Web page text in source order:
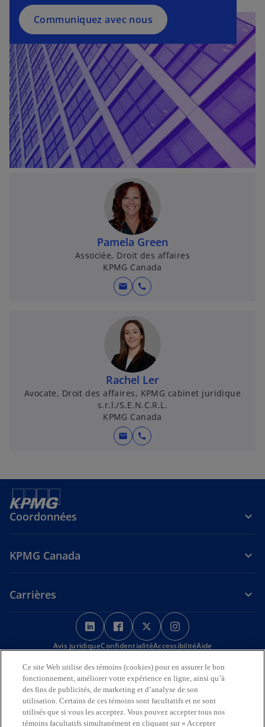
Communiquez avec nous
n
u
v
e
l
o
n
g
l
e
Pamela Green
Associée, Droit des affaires
KPMG Canada
mail call
Rachel Ler
Avocate, Droit des affaires, KPMG cabinet juridique
s.r.l./S.E.N.C.R.L.
KPMG Canada
mail call
Coordonnées
KPMG Canada
Carrières
s
’
o
v
r
e
d
s
’
o
u
v
r
e
d
s
’
o
v
r
e
d
’
o
v
r
e
d
Avis juridiqueConfidentialitéAccessibilitéAide
Nous reconnaissons en toute déférence que les bureaux de KPMG
sur l’Île de la Tortue (Amérique du Nord) sont situés sur les
territoires traditionnels, visés par traité et non cédés des Premières
Nations, des Inuits et des Métis.
© 2026 KPMG s.r.l./S.E.N.C.R.L., société à responsabilité limitée de
Ce site Web utilise des témoins (cookies) pour en assurer le bon
fonctionnement, améliorer votre expérience en ligne, ainsi qu’à
des fins de publicités, de marketing et d’analyse de son
utilisation. Certains de ces témoins sont facultatifs et ne sont
utilisés que si vous les acceptez. Vous pouvez accepter tous nos
témoins facultatifs simultanément en cliquant sur « Accepter